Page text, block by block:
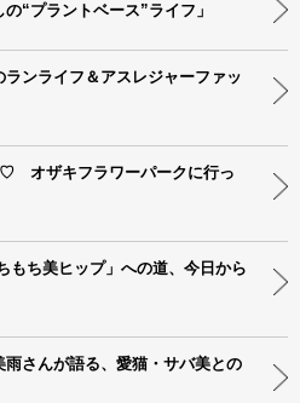
“プラントベース”ライフ」
ンライフ＆アスレジャーファッ
オザキフラワーパークに行っ
もち美ヒップ」への道、今日から
さんが語る、愛猫・サバ美との